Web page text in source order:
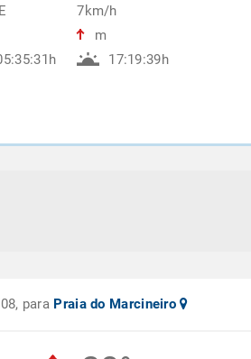
7km/h
m
17:19:39h
para Praia do Marcineiro